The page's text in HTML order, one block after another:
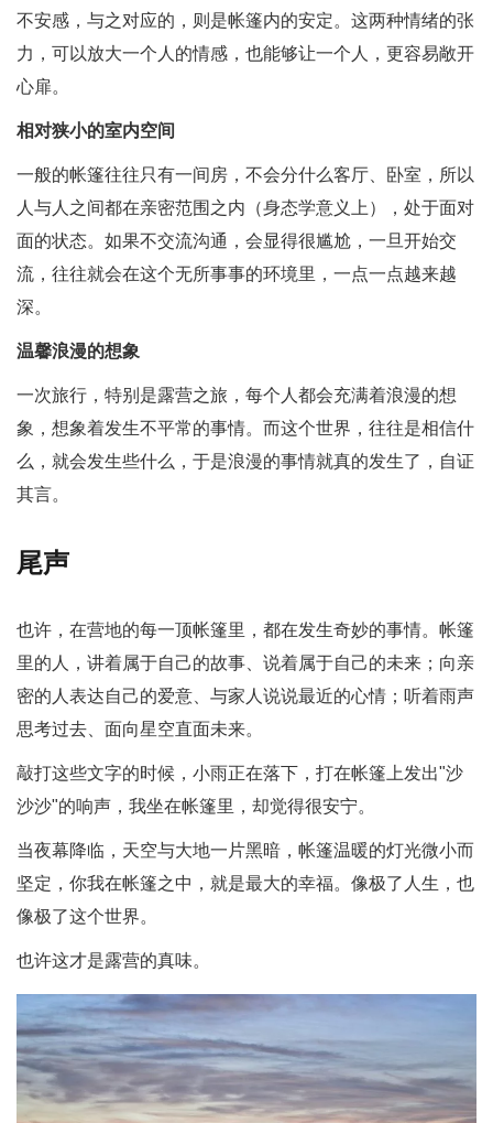
不安感，与之对应的，则是帐篷内的安定。这两种情绪的张
力，可以放大一个人的情感，也能够让一个人，更容易敞开
心扉。
相对狭小的室内空间
一般的帐篷往往只有一间房，不会分什么客厅、卧室，所以
人与人之间都在亲密范围之内（身态学意义上），处于面对
面的状态。如果不交流沟通，会显得很尴尬，一旦开始交
流，往往就会在这个无所事事的环境里，一点一点越来越
深。
温馨浪漫的想象
一次旅行，特别是露营之旅，每个人都会充满着浪漫的想
象，想象着发生不平常的事情。而这个世界，往往是相信什
么，就会发生些什么，于是浪漫的事情就真的发生了，自证
其言。
尾声
也许，在营地的每一顶帐篷里，都在发生奇妙的事情。帐篷
里的人，讲着属于自己的故事、说着属于自己的未来；向亲
密的人表达自己的爱意、与家人说说最近的心情；听着雨声
思考过去、面向星空直面未来。
敲打这些文字的时候，小雨正在落下，打在帐篷上发出"沙
沙沙"的响声，我坐在帐篷里，却觉得很安宁。
当夜幕降临，天空与大地一片黑暗，帐篷温暖的灯光微小而
坚定，你我在帐篷之中，就是最大的幸福。像极了人生，也
像极了这个世界。
也许这才是露营的真味。